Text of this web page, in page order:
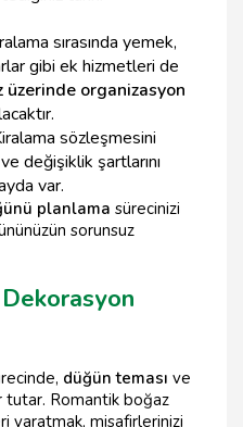
sırasında yemek,
gibi ek hizmetleri de
üzerinde organizasyon
sözleşmesini
değişiklik şartlarını
var.
planlama sürecinizi
sorunsuz
düğün teması ve
tutar. Romantik boğaz
yaratmak, misafirlerinizi